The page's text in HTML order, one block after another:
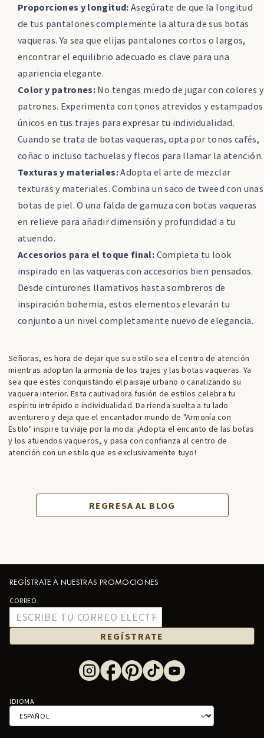
Proporciones y longitud: Asegúrate de que la longitud
de tus pantalones complemente la altura de sus botas
vaqueras. Ya sea que elijas pantalones cortos o largos,
encontrar el equilibrio adecuado es clave para una
apariencia elegante.
Color y patrones: No tengas miedo de jugar con colores y
patrones. Experimenta con tonos atrevidos y estampados
únicos en tus trajes para expresar tu individualidad.
Cuando se trata de botas vaqueras, opta por tonos cafés,
coñac o incluso tachuelas y flecos para llamar la atención.
Texturas y materiales:Adopta el arte de mezclar
texturas y materiales. Combina un saco de tweed con unas
botas de piel. O una falda de gamuza con botas vaqueras
en relieve para añadir dimensión y profundidad a tu
atuendo.
Accesorios para el toque final: Completa tu look
inspirado en las vaqueras con accesorios bien pensados.
Desde cinturones llamativos hasta sombreros de
inspiración bohemia, estos elementos elevarán tu
conjunto a un nivel completamente nuevo de elegancia.
Señoras, es hora de dejar que su estilo sea el centro de atención
mientras adoptan la armonía de los trajes y las botas vaqueras. Ya
sea que estes conquistando el paisaje urbano o canalizando su
vaquera interior. Esta cautivadora fusión de estilos celebra tu
espíritu intrépido e individualidad. Da rienda suelta a tu lado
aventurero y deja que el encantador mundo de "Armonía con
Estilo" inspire tu viaje por la moda. ¡Adopta el encanto de las botas
y los atuendos vaqueros, y pasa con confianza al centro de
atención con un estilo que es exclusivamente tuyo!
REGRESA AL BLOG
REGÍSTRATE A NUESTRAS PROMOCIONES
CORREO:
REGÍSTRATE
IDIOMA